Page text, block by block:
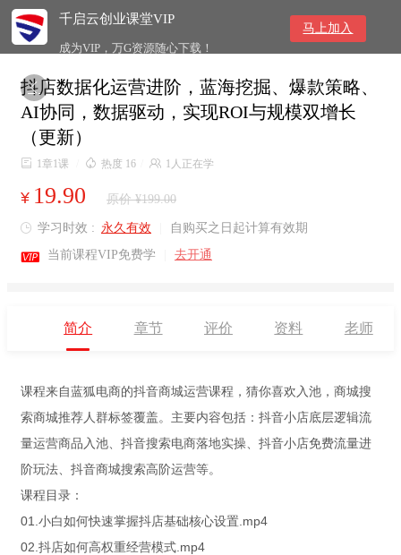
千启云创业课堂VIP
成为VIP，万G资源随心下载！
马上加入

抖店数据化运营进阶，蓝海挖掘、爆款策略、
AI协同，数据驱动，实现ROI与规模双增长
（更新）
 1章1课  热度 16  1人正在学
¥ 19.90 原价 ¥199.00
 学习时效 : 永久有效 自购买之日起计算有效期
 当前课程VIP免费学 去开通
简介 章节 评价 资料 老师
课程来自蓝狐电商的抖音商城运营课程，猜你喜欢入池，商城搜
索商城推荐人群标签覆盖。主要内容包括：抖音小店底层逻辑流
量运营商品入池、抖音搜索电商落地实操、抖音小店免费流量进
阶玩法、抖音商城搜索高阶运营等。
课程目录：
01.小白如何快速掌握抖店基础核心设置.mp4
02.抖店如何高权重经营模式.mp4